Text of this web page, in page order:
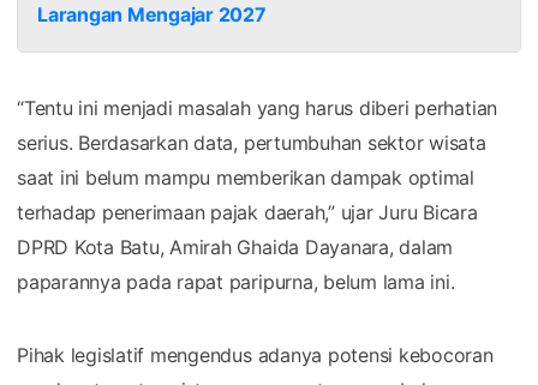
Larangan Mengajar 2027
“Tentu ini menjadi masalah yang harus diberi perhatian
serius. Berdasarkan data, pertumbuhan sektor wisata
saat ini belum mampu memberikan dampak optimal
terhadap penerimaan pajak daerah,” ujar Juru Bicara
DPRD Kota Batu, Amirah Ghaida Dayanara, dalam
paparannya pada rapat paripurna, belum lama ini.
Pihak legislatif mengendus adanya potensi kebocoran